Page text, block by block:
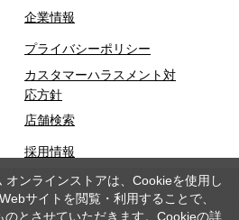
企業情報
プライバシーポリシー
カスタマーハラスメント対
応方針
店舗検索
採用情報
オンラインストアは、Cookieを使用し
サイトを閲覧・利用することで、
とさせていただきます。Cookieの詳